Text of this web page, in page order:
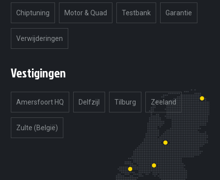
Chiptuning Motor & Quad Testbank Garantie
Verwijderingen
Vestigingen
Amersfoort HQ Delfzijl Tilburg Zeeland
Zulte (België)